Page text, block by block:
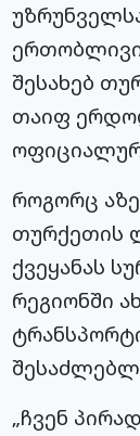
ერთობლივი
შესახებ
თაიფ
როგორც
თურქეთის
ქვეყანას
რეგიონში
„ჩვენ